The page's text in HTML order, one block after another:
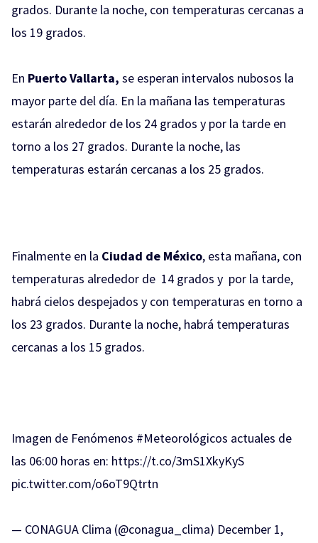
grados. Durante la noche, con temperaturas cercanas a
los 19 grados.
En Puerto Vallarta, se esperan intervalos nubosos la
mayor parte del día. En la mañana las temperaturas
estarán alrededor de los 24 grados y por la tarde en
torno a los 27 grados. Durante la noche, las
temperaturas estarán cercanas a los 25 grados.
Finalmente en la Ciudad de México, esta mañana, con
temperaturas alrededor de 14 grados y por la tarde,
habrá cielos despejados y con temperaturas en torno a
los 23 grados. Durante la noche, habrá temperaturas
cercanas a los 15 grados.
Imagen de Fenómenos #Meteorológicos actuales de
las 06:00 horas en: https://t.co/3mS1XkyKyS
pic.twitter.com/o6oT9Qtrtn
— CONAGUA Clima (@conagua_clima) December 1,